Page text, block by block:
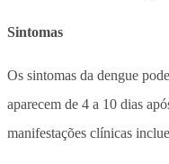
Sintomas
Os sintomas da dengue
aparecem de 4 a 10 dias
manifestações clínicas